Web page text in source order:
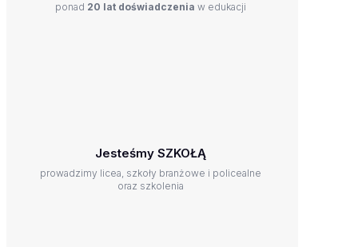
ponad 20 lat doświadczenia w edukacji
Jesteśmy SZKOŁĄ
prowadzimy licea, szkoły branżowe i policealne
oraz szkolenia